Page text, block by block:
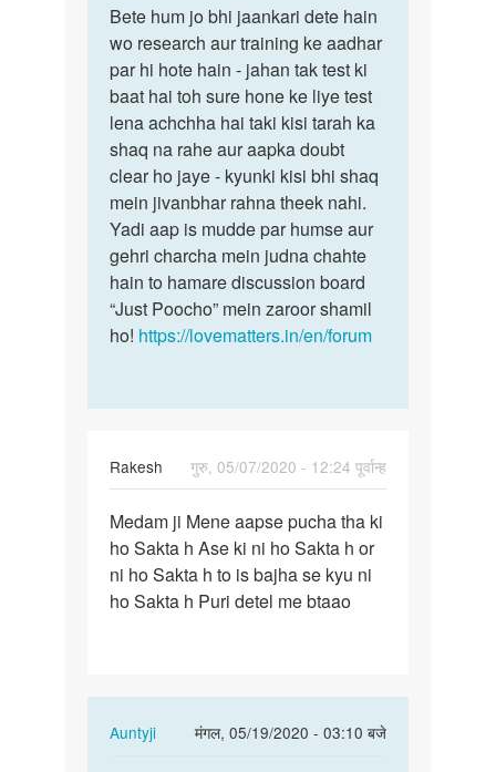
to
Medam
ji
aap
bol
rhe
ho
Ase…
by
Rakesh
Bete
hum
jo
bhi
jaankari…
Bete hum jo bhi jaankari dete hain
wo research aur training ke aadhar
par hi hote hain - jahan tak test ki
baat hai toh sure hone ke liye test
lena achchha hai taki kisi tarah ka
shaq na rahe aur aapka doubt
clear ho jaye - kyunki kisi bhi shaq
mein jivanbhar rahna theek nahi.
Yadi aap is mudde par humse aur
gehri charcha mein judna chahte
hain to hamare discussion board
“Just Poocho” mein zaroor shamil
ho! https://lovematters.in/en/forum
Rakesh
गुरु, 05/07/2020 - 12:24 पूर्वान्ह
Medam
ji
Mene
aapse
Medam ji Mene aapse pucha tha ki
ho Sakta h Ase ki ni ho Sakta h or
ni ho Sakta h to is bajha se kyu ni
ho Sakta h Puri detel me btaao
Auntyji
मंगल, 05/19/2020 - 03:10 बजे
In